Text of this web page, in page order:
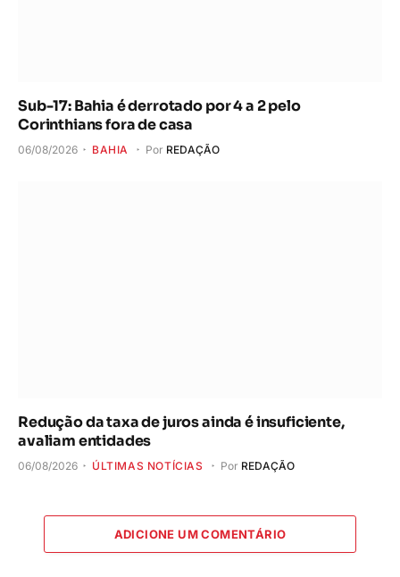
Sub-17: Bahia é derrotado por 4 a 2 pelo
Corinthians fora de casa
06/08/2026 BAHIA Por REDAÇÃO
Redução da taxa de juros ainda é insuficiente,
avaliam entidades
06/08/2026 ÚLTIMAS NOTÍCIAS Por REDAÇÃO
ADICIONE UM COMENTÁRIO